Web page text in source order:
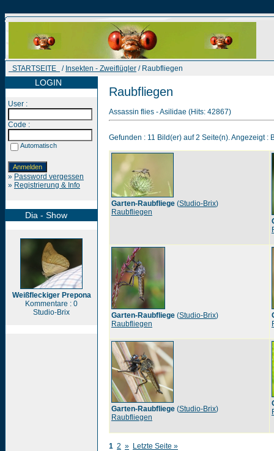
STARTSEITE / Insekten - Zweiflügler / Raubfliegen
LOGIN
User :
Code :
Automatisch
» Password vergessen
» Registrierung & Info
Dia - Show
Weißfleckiger Prepona
Kommentare : 0
Studio-Brix
Raubfliegen
Assassin flies - Asilidae (Hits: 42867)
Gefunden : 11 Bild(er) auf 2 Seite(n). Angezeigt :
Garten-Raubfliege (Studio-Brix)
Raubfliegen
Garten-Raubfliege (Studio-Brix)
Raubfliegen
Garten-Raubfliege (Studio-Brix)
Raubfliegen
1 2 » Letzte Seite »